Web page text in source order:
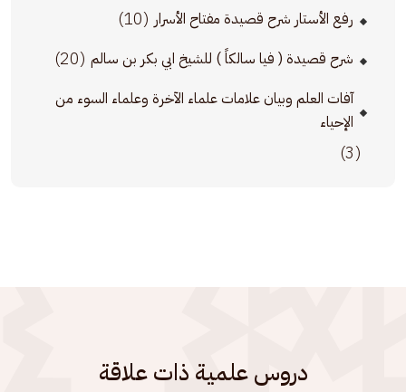
رفع الأستار شرح قصيدة مفتاح الأسرار (10)
شرح قصيدة ( فيا سالكاً ) للشيخ ابي بكر بن سالم (20)
آفات العلم وبيان علامات علماء الآخرة وعلماء السوء من
الإحياء
(3)
دروس علمية ذات علاقة